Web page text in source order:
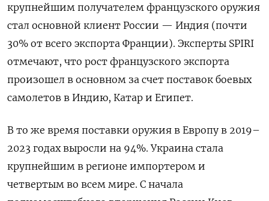
крупнейшим получателем французского оружия
стал основной клиент России — Индия (почти
30% от всего экспорта Франции). Эксперты SPIRI
отмечают, что рост французского экспорта
произошел в основном за счет поставок боевых
самолетов в Индию, Катар и Египет.
В то же время поставки оружия в Европу в 2019–
2023 годах выросли на 94%. Украина стала
крупнейшим в регионе импортером и
четвертым во всем мире. С начала